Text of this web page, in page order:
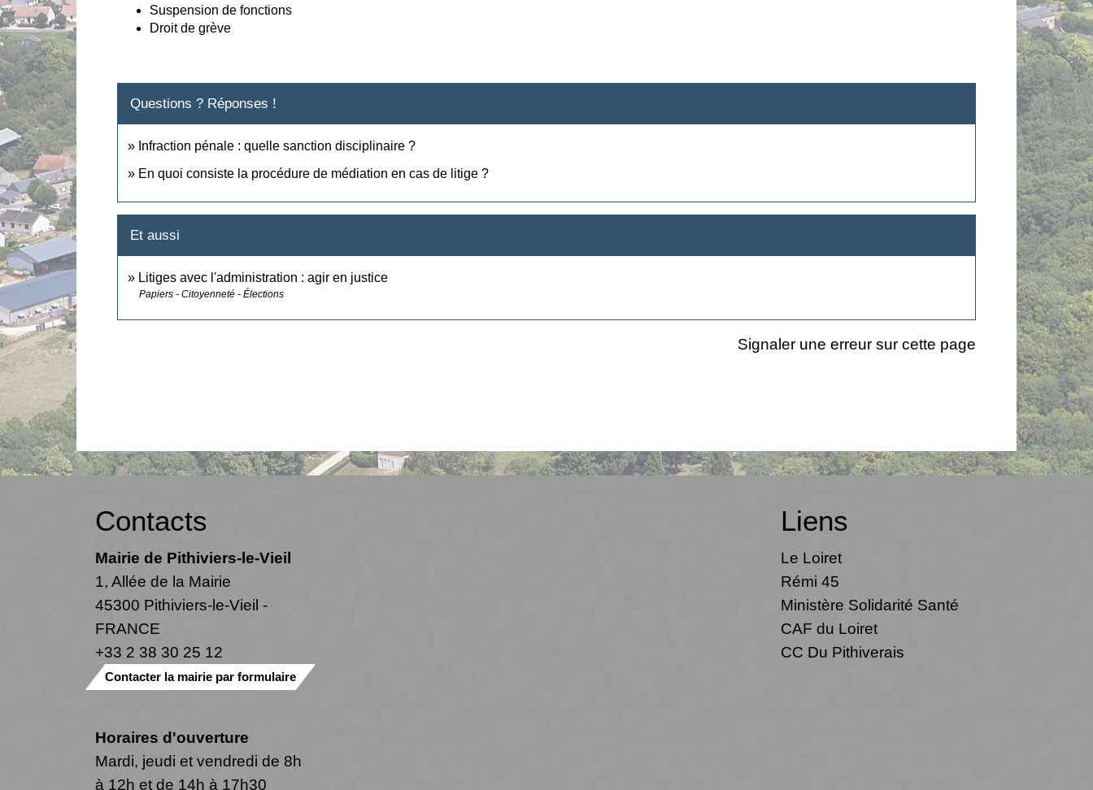
Suspension de fonctions
Droit de grève
Questions ? Réponses !
Infraction pénale : quelle sanction disciplinaire ?
En quoi consiste la procédure de médiation en cas de litige ?
Et aussi
Litiges avec l'administration : agir en justice
Papiers - Citoyenneté - Élections
Signaler une erreur sur cette page
Contacts
Mairie de Pithiviers-le-Vieil
1, Allée de la Mairie
45300 Pithiviers-le-Vieil -
FRANCE
+33 2 38 30 25 12
Contacter la mairie par formulaire
Horaires d'ouverture
Mardi, jeudi et vendredi de 8h
à 12h et de 14h à 17h30
Liens
Le Loiret
Rémi 45
Ministère Solidarité Santé
CAF du Loiret
CC Du Pithiverais